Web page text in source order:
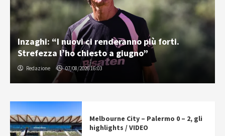
Inzaghi: “I nuovi ci renderanno più forti.
Strefezza l’ho chiesto a giugno”
Redazione 07/08/2026 16:03
Melbourne City – Palermo 0 – 2, gli
highlights / VIDEO